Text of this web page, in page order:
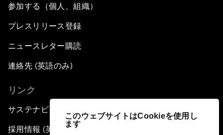
このウェブサイトはCookieを使用し
ます
参加する（個人、組織）
プレスリリース登録
ニュースレター購読
連絡先 (英語のみ)
リンク
サステナビリティへの取り組み
採用情報 (英語のみ)